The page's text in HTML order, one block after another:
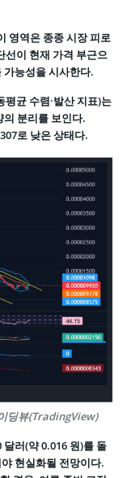
영역은 종종 시장 피로
선이 현재 가격 부근으
가능성을 시사한다.
평균 수렴·발산 지표)는
의 분리를 보인다.
로 낮은 상태다.
딩뷰(TradingView)
러(약 0.016 원)를 돌
현실화될 전망이다.